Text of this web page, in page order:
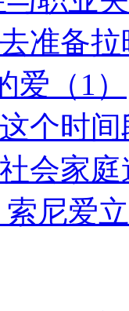
准备
（1）
个时间
会家
尼爱